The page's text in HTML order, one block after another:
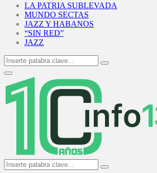
LA PATRIA SUBLEVADA
MUNDO SECTAS
JAZZ Y HABANOS
“SIN RED”
JAZZ
Search
for:
Search
Primary
Menu
Search
Search